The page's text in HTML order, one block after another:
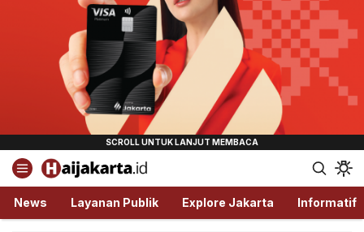
Haijakarta.id
Semua Tentang Jakarta Ada Disini!
News Layanan Publik Explore Jakarta Informatif